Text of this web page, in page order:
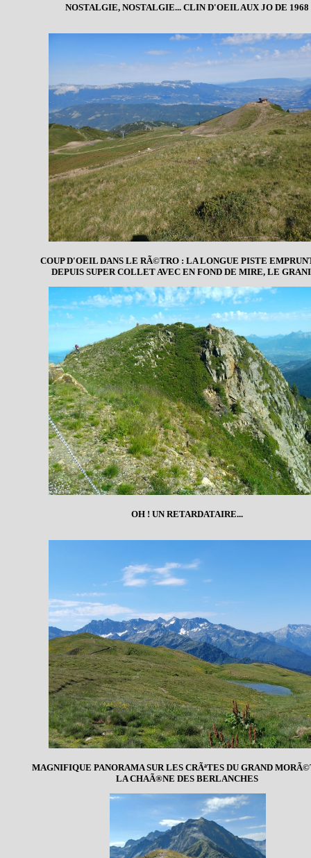
NOSTALGIE, NOSTALGIE... CLIN D'OEIL AUX JO DE 1968
COUP D'OEIL DANS LE RÃ©TRO : LA LONGUE PISTE
DEPUIS SUPER COLLET AVEC EN FOND DE MIRE, LE
OH ! UN RETARDATAIRE...
MAGNIFIQUE PANORAMA SUR LES CRÃªTES DU GRAND
LA CHAÃ®NE DES BERLANCHES